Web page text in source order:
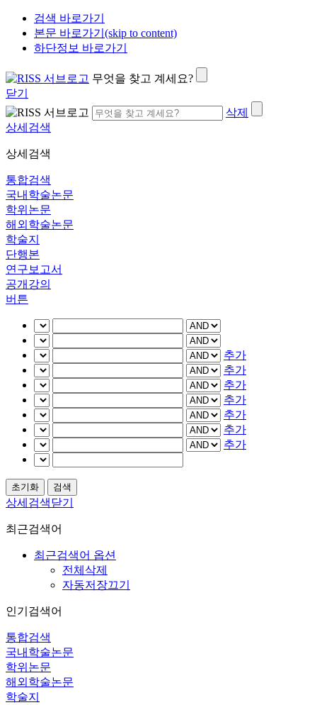
검색 바로가기
본문 바로가기(skip to content)
하단정보 바로가기
무엇을 찾고 계세요?
닫기
삭제
상세검색
상세검색
통합검색
국내학술논문
학위논문
해외학술논문
학술지
단행본
연구보고서
공개강의
버튼
추가
추가
추가
추가
추가
추가
추가
상세검색닫기
최근검색어
최근검색어 옵션
전체삭제
자동저장끄기
인기검색어
통합검색
국내학술논문
학위논문
해외학술논문
학술지